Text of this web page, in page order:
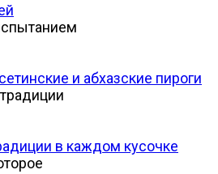
и абхазские пироги
в каждом кусочке